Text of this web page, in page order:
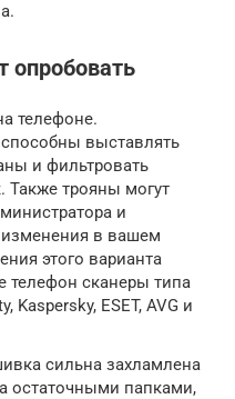
опробовать
телефоне.
выставлять
и фильтровать
Также трояны могут
и
в вашем
этого варианта
телефон сканеры типа
Kaspersky, ESET, AVG и
сильна захламлена
остаточными папками,